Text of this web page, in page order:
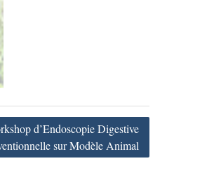
d’Endoscopie Digestive
sur Modèle Animal